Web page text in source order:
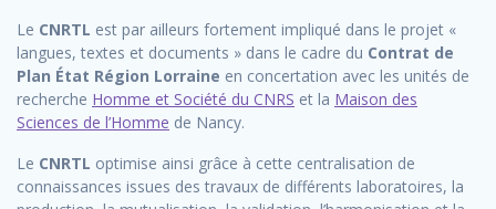
Le CNRTL est par ailleurs fortement impliqué dans le projet «
langues, textes et documents » dans le cadre du Contrat de
Plan État Région Lorraine en concertation avec les unités de
recherche Homme et Société du CNRS et la Maison des
Sciences de l’Homme de Nancy.
Le CNRTL optimise ainsi grâce à cette centralisation de
connaissances issues des travaux de différents laboratoires, la